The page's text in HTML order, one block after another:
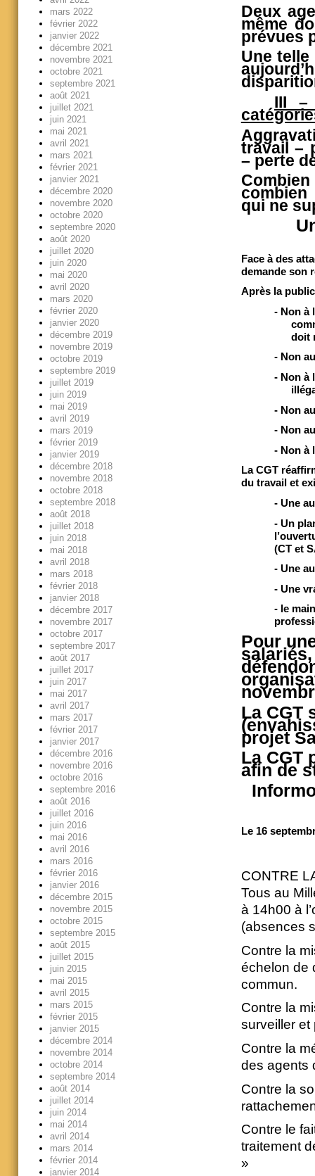
Deux
même
prévues
Une
III –
travail –
– perte
qui ne
Face à des
demande son
Après la
- Non à
doit
- Non
- Non à
- Non
- Non
- Non à
La CGT
du travail et
- Une
- Un
(CT et
- Une
- Une
- le
Pour
La CGT
projet
La CGT
afin de
Le 16
CONTRE
Tous au
à 14h00 à
(absences
Contre la
échelon de
commun.
Contre la
surveiller et
Contre la
des agents
Contre la
Contre le
traitement
»
mars 2022
février 2022
janvier 2022
décembre 2021
novembre 2021
octobre 2021
septembre 2021
août 2021
juillet 2021
juin 2021
mai 2021
avril 2021
mars 2021
février 2021
janvier 2021
décembre 2020
novembre 2020
octobre 2020
septembre 2020
août 2020
juillet 2020
juin 2020
mai 2020
avril 2020
mars 2020
février 2020
janvier 2020
décembre 2019
novembre 2019
octobre 2019
septembre 2019
juillet 2019
juin 2019
mai 2019
avril 2019
mars 2019
février 2019
janvier 2019
décembre 2018
novembre 2018
octobre 2018
septembre 2018
août 2018
juillet 2018
juin 2018
mai 2018
avril 2018
mars 2018
février 2018
janvier 2018
décembre 2017
novembre 2017
octobre 2017
septembre 2017
août 2017
juillet 2017
juin 2017
mai 2017
avril 2017
mars 2017
février 2017
janvier 2017
décembre 2016
novembre 2016
octobre 2016
septembre 2016
août 2016
juillet 2016
juin 2016
mai 2016
avril 2016
mars 2016
février 2016
janvier 2016
décembre 2015
novembre 2015
octobre 2015
septembre 2015
août 2015
juillet 2015
juin 2015
mai 2015
avril 2015
mars 2015
février 2015
janvier 2015
décembre 2014
novembre 2014
octobre 2014
septembre 2014
août 2014
juillet 2014
juin 2014
mai 2014
avril 2014
mars 2014
février 2014
janvier 2014